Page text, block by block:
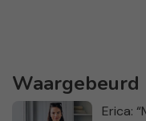
Waargebeurd
Erica: